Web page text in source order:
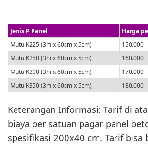
Jenis P Panel
Harga
Mutu K225 (3m x 60cm x 5cm)
150.000
Mutu K250 (3m x 60cm x 5cm)
160.000
Mutu K300 (3m x 60cm x 5cm)
170.000
Mutu K350 (3m x 60cm x 5cm)
180.000
Keterangan Informasi: Tarif di
biaya per satuan pagar panel
spesifikasi 200x40 cm. Tarif bisa